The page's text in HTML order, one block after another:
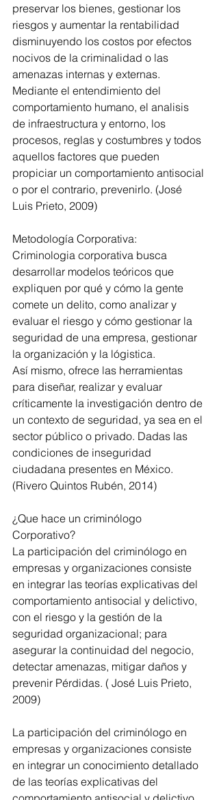
preservar los bienes, gestionar los
riesgos y aumentar la rentabilidad
disminuyendo los costos por efectos
nocivos de la criminalidad o las
amenazas internas y externas.
Mediante el entendimiento del
comportamiento humano, el analisis
de infraestructura y entorno, los
procesos, reglas y costumbres y todos
aquellos factores que pueden
propiciar un comportamiento antisocial
o por el contrario, prevenirlo. (José
Luis Prieto, 2009)
Metodología Corporativa:
Criminologia corporativa busca
desarrollar modelos teóricos que
expliquen por qué y cómo la gente
comete un delito, como analizar y
evaluar el riesgo y cómo gestionar la
seguridad de una empresa, gestionar
la organización y la lógistica.
Así mismo, ofrece las herramientas
para diseñar, realizar y evaluar
críticamente la investigación dentro de
un contexto de seguridad, ya sea en el
sector público o privado. Dadas las
condiciones de inseguridad
ciudadana presentes en México.
(Rivero Quintos Rubén, 2014)
¿Que hace un criminólogo
Corporativo?
La participación del criminólogo en
empresas y organizaciones consiste
en integrar las teorías explicativas del
comportamiento antisocial y delictivo,
con el riesgo y la gestión de la
seguridad organizacional; para
asegurar la continuidad del negocio,
detectar amenazas, mitigar daños y
prevenir Pérdidas. ( José Luis Prieto,
2009)
La participación del criminólogo en
empresas y organizaciones consiste
en integrar un conocimiento detallado
de las teorías explicativas del